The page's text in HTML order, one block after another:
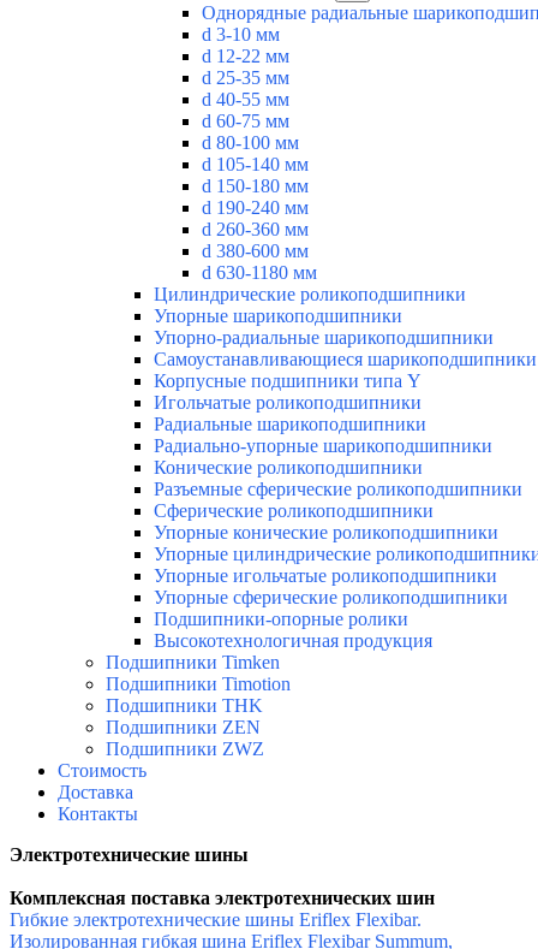
Однорядные радиальные
d 3-10 мм
d 12-22 мм
d 25-35 мм
d 40-55 мм
d 60-75 мм
d 80-100 мм
d 105-140 мм
d 150-180 мм
d 190-240 мм
d 260-360 мм
d 380-600 мм
d 630-1180 мм
Цилиндрические роликоподшипники
Упорные шарикоподшипники
Упорно-радиальные шарикоподшипники
Самоустанавливающиеся шарикоподшипники
Корпусные подшипники типа Y
Игольчатые роликоподшипники
Радиальные шарикоподшипники
Радиально-упорные шарикоподшипники
Конические роликоподшипники
Разъемные сферические роликоподшипники
Сферические роликоподшипники
Упорные конические роликоподшипники
Упорные цилиндрические
Упорные игольчатые роликоподшипники
Упорные сферические роликоподшипники
Подшипники-опорные ролики
Высокотехнологичная продукция
Подшипники Timken
Подшипники Timotion
Подшипники THK
Подшипники ZEN
Подшипники ZWZ
Стоимость
Доставка
Контакты
Электротехнические шины
Комплексная поставка электротехнических шин
Гибкие электротехнические шины Eriflex Flexibar.
Изолированная гибкая шина Eriflex Flexibar Summum,